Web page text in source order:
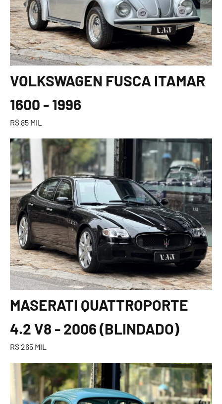
VOLKSWAGEN FUSCA ITAMAR
1600 - 1996
R$ 85 MIL
MASERATI QUATTROPORTE
4.2 V8 - 2006 (BLINDADO)
R$ 265 MIL